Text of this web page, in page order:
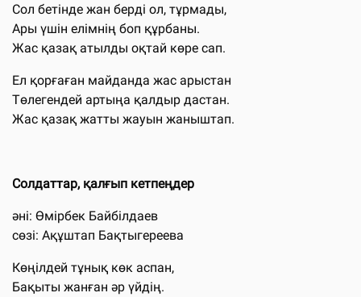
Сол бетінде жан берді ол, тұрмады,
Ары үшін елімнің боп құрбаны.
Жас қазақ атылды оқтай көре сап.
Ел қорғаған майданда жас арыстан
Төлегендей артыңа қалдыр дастан.
Жас қазақ жатты жауын жаныштап.
Солдаттар, қалғып кетпеңдер
әні: Өмірбек Байбілдаев
сөзі: Ақұштап Бақтыгереева
Көңілдей тұнық көк аспан,
Бақыты жанған әр үйдің.